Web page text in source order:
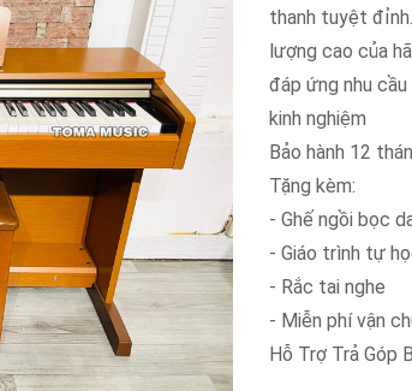
thanh tuyệt
lượng cao của
đáp ứng nhu
kinh nghiệm
Bảo hành 12
Tặng kèm:
- Ghế ngồi bọc
- Giáo trình tự
- Rắc tai nghe
- Miễn phí vận
Hỗ Trợ Trả Góp